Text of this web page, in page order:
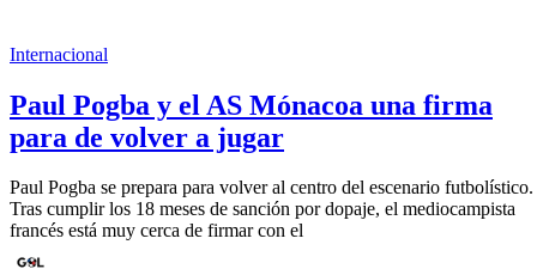
Internacional
Paul Pogba y el AS Mónacoa una firma
para de volver a jugar
Paul Pogba se prepara para volver al centro del escenario futbolístico.
Tras cumplir los 18 meses de sanción por dopaje, el mediocampista
francés está muy cerca de firmar con el